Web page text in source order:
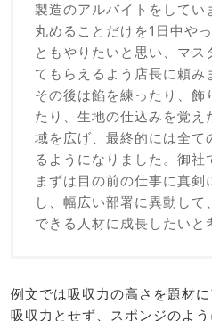
製造のアルバイトをしてい
丸めることだけを1日中や
ともやりたいと思い、マス
てもらえるよう店長に頼み
その後は餡を練ったり、飾
たり、生地の仕込みを覚
域を広げ、最終的には全て
るようになりました。御社
まずは目の前の仕事に真剣
し、幅広い部署に異動し
できる人材に成長したいと
例文では吸収力の高さを題材
吸収力とせず、スポンジのよ